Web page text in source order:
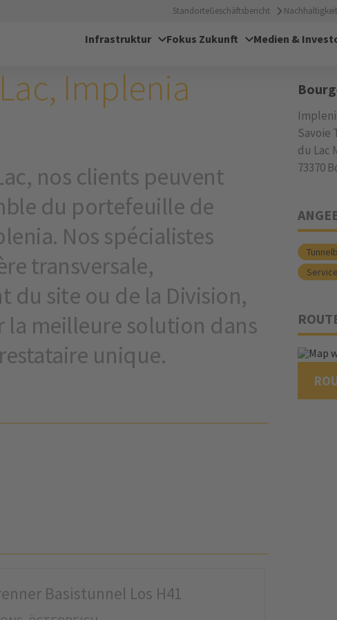
StandorteGeschäftsbericht
Infrastruktur Fokus Zukunft Medien &
Implenia
nos clients peuvent
du portefeuille de
Nos spécialistes
transversale,
du site ou de la Division,
la meilleure solution dans
unique.
Basistunnel Los H41
Savoie
du Lac
73370